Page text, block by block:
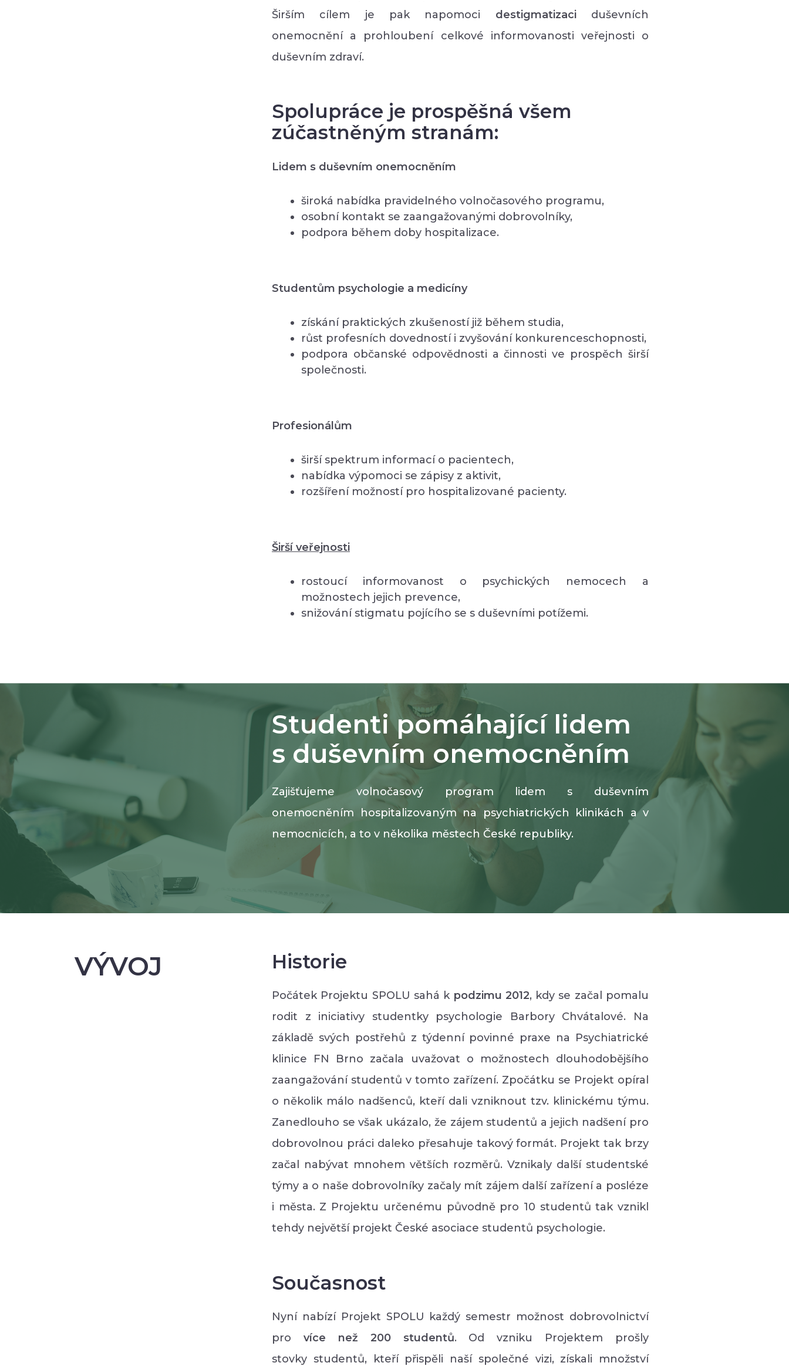
Širším cílem je pak napomoci destigmatizaci duševních
onemocnění a prohloubení celkové informovanosti veřejnosti o
duševním zdraví.
Spolupráce je prospěšná všem
zúčastněným stranám:
Lidem s duševním onemocněním
široká nabídka pravidelného volnočasového programu,
osobní kontakt se zaangažovanými dobrovolníky,
podpora během doby hospitalizace.
Studentům psychologie a medicíny
získání praktických zkušeností již během studia,
růst profesních dovedností i zvyšování konkurenceschopnosti,
podpora občanské odpovědnosti a činnosti ve prospěch širší
společnosti.
Profesionálům
širší spektrum informací o pacientech,
nabídka výpomoci se zápisy z aktivit,
rozšíření možností pro hospitalizované pacienty.
Širší veřejnosti
rostoucí informovanost o psychických nemocech a
možnostech jejich prevence,
snižování stigmatu pojícího se s duševními potížemi.
Studenti pomáhající lidem
s duševním onemocněním
Zajišťujeme volnočasový program lidem s duševním
onemocněním hospitalizovaným na psychiatrických klinikách a v
nemocnicích, a to v několika městech České republiky.
VÝVOJ Historie
Počátek Projektu SPOLU sahá k podzimu 2012, kdy se začal pomalu
rodit z iniciativy studentky psychologie Barbory Chvátalové. Na
základě svých postřehů z týdenní povinné praxe na Psychiatrické
klinice FN Brno začala uvažovat o možnostech dlouhodobějšího
zaangažování studentů v tomto zařízení. Zpočátku se Projekt opíral
o několik málo nadšenců, kteří dali vzniknout tzv. klinickému týmu.
Zanedlouho se však ukázalo, že zájem studentů a jejich nadšení pro
dobrovolnou práci daleko přesahuje takový formát. Projekt tak brzy
začal nabývat mnohem větších rozměrů. Vznikaly další studentské
týmy a o naše dobrovolníky začaly mít zájem další zařízení a posléze
i města. Z Projektu určenému původně pro 10 studentů tak vznikl
tehdy největší projekt České asociace studentů psychologie.
Současnost
Nyní nabízí Projekt SPOLU každý semestr možnost dobrovolnictví
pro více než 200 studentů. Od vzniku Projektem prošly
stovky studentů, kteří přispěli naší společné vizi, získali množství